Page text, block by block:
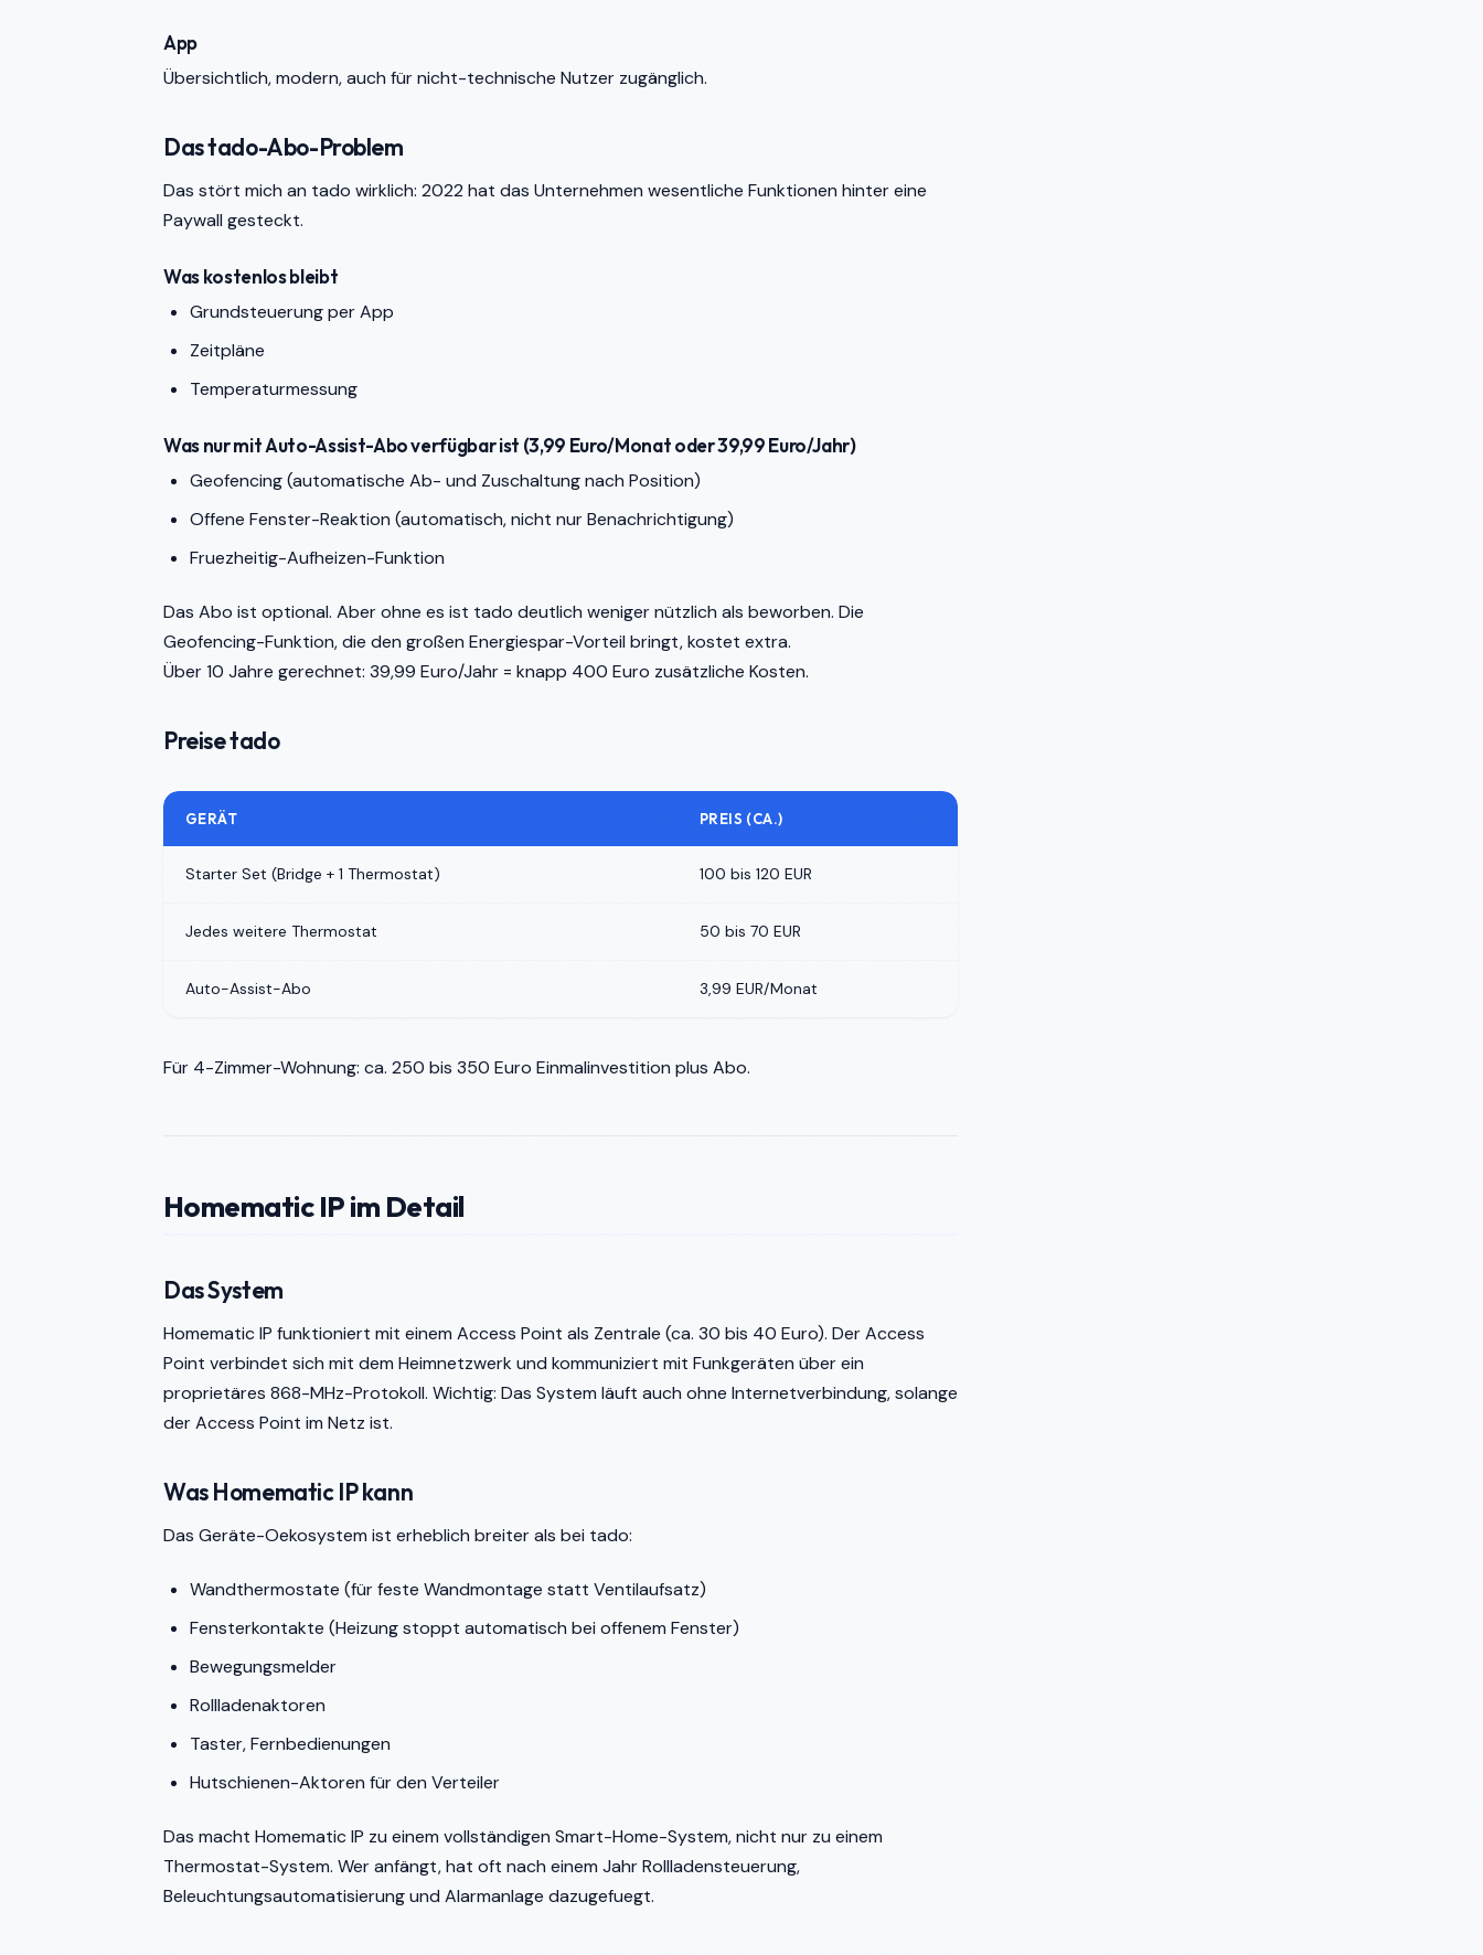
App
Übersichtlich, modern, auch für nicht-technische Nutzer zugänglich.
Das tado-Abo-Problem
Das stört mich an tado wirklich: 2022 hat das Unternehmen wesentliche Funktionen hinter eine
Paywall gesteckt.
Was kostenlos bleibt
Grundsteuerung per App
Zeitpläne
Temperaturmessung
Was nur mit Auto-Assist-Abo verfügbar ist (3,99 Euro/Monat oder 39,99 Euro/Jahr)
Geofencing (automatische Ab- und Zuschaltung nach Position)
Offene Fenster-Reaktion (automatisch, nicht nur Benachrichtigung)
Fruezheitig-Aufheizen-Funktion
Das Abo ist optional. Aber ohne es ist tado deutlich weniger nützlich als beworben. Die
Geofencing-Funktion, die den großen Energiespar-Vorteil bringt, kostet extra.
Über 10 Jahre gerechnet: 39,99 Euro/Jahr = knapp 400 Euro zusätzliche Kosten.
Preise tado
GERÄT PREIS (CA.)
Starter Set (Bridge + 1 Thermostat) 100 bis 120 EUR
Jedes weitere Thermostat 50 bis 70 EUR
Auto-Assist-Abo 3,99 EUR/Monat
Für 4-Zimmer-Wohnung: ca. 250 bis 350 Euro Einmalinvestition plus Abo.
Homematic IP im Detail
Das System
Homematic IP funktioniert mit einem Access Point als Zentrale (ca. 30 bis 40 Euro). Der Access
Point verbindet sich mit dem Heimnetzwerk und kommuniziert mit Funkgeräten über ein
proprietäres 868-MHz-Protokoll. Wichtig: Das System läuft auch ohne Internetverbindung, solange
der Access Point im Netz ist.
Was Homematic IP kann
Das Geräte-Oekosystem ist erheblich breiter als bei tado:
Wandthermostate (für feste Wandmontage statt Ventilaufsatz)
Fensterkontakte (Heizung stoppt automatisch bei offenem Fenster)
Bewegungsmelder
Rollladenaktoren
Taster, Fernbedienungen
Hutschienen-Aktoren für den Verteiler
Das macht Homematic IP zu einem vollständigen Smart-Home-System, nicht nur zu einem
Thermostat-System. Wer anfängt, hat oft nach einem Jahr Rollladensteuerung,
Beleuchtungsautomatisierung und Alarmanlage dazugefuegt.